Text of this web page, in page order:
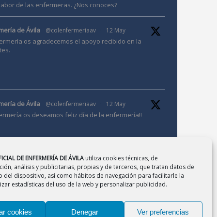
DE ENFERMERÍA DE ÁVILA utiliza cookies técnicas, de
análisis y publicitarias, propias y de terceros, que tratan datos de
del dispositivo, así como hábitos de navegación para facilitarle la
estadísticas del uso de la web y personalizar publicidad.
cookies Denegar Ver preferencias
de las enfermeras. ¿Nos conoces?
de Ávila @colenfermeriaav · 12 May
os agradecemos el apoyo recibido en la
de Ávila @colenfermeriaav · 12 May
os deseamos feliz día de la enfermería!!
de Ávila @colenfermeriaav · 10 Mar
Jornada de Investigación en Enfermería.